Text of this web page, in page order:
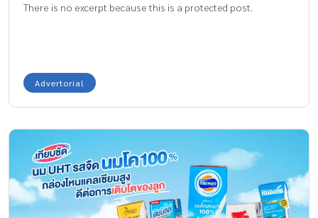
There is no excerpt because this is a protected post.
Advertorial